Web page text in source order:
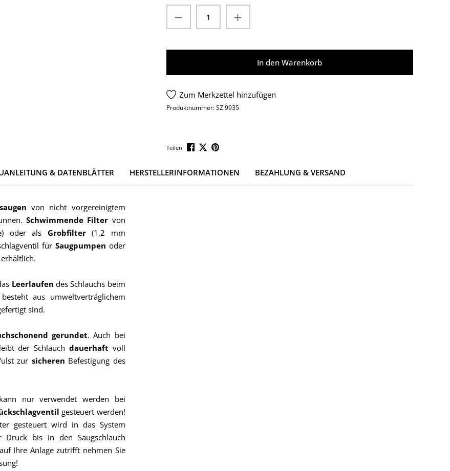
Produkt Anzahl: Gib den gewünschten Wert ein
In den Warenkorb
Zum Merkzettel hinzufügen
Produktnummer:SZ 9935
Teilen
& DATENBLÄTTER HERSTELLERINFORMATIONEN BEZAHLUNG & VERSAND
von nicht vorgereinigtem
Schwimmende Filter von
oder als Grobfilter(1,2 mm
für Saugpumpen oder
erhältlich.
Leerlaufen des Schlauchs beim
aus umweltverträglichem
sind.
gerundet. Auch bei
der Schlauch dauerhaft voll
zur sicheren Befestigung des
nur verwendet werden bei
gesteuert werden!
gesteuert wird in das System
Druck bis in den Saugschlauch
Ihre Anlage zutrifft nehmen Sie